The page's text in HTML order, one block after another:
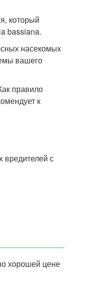
который
bassiana.
насекомых
вашего
правило
к
вредителей с
хорошей цене